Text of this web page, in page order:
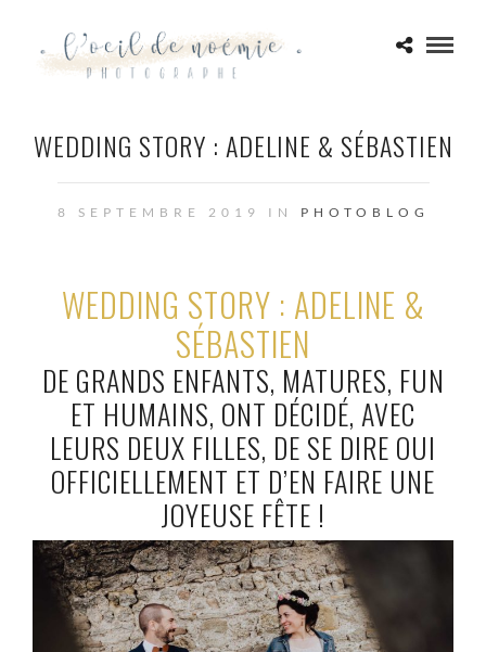
WEDDING STORY : ADELINE & SÉBASTIEN
8 SEPTEMBRE 2019 IN PHOTOBLOG
WEDDING STORY : ADELINE &
SÉBASTIEN
DE GRANDS ENFANTS, MATURES, FUN
ET HUMAINS, ONT DÉCIDÉ, AVEC
LEURS DEUX FILLES, DE SE DIRE OUI
OFFICIELLEMENT ET D’EN FAIRE UNE
JOYEUSE FÊTE !